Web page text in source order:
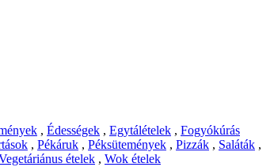
, Édességek , Egytálételek , Fogyókúrás
, Pékáruk , Péksütemények , Pizzák , Saláták ,
ételek , Wok ételek